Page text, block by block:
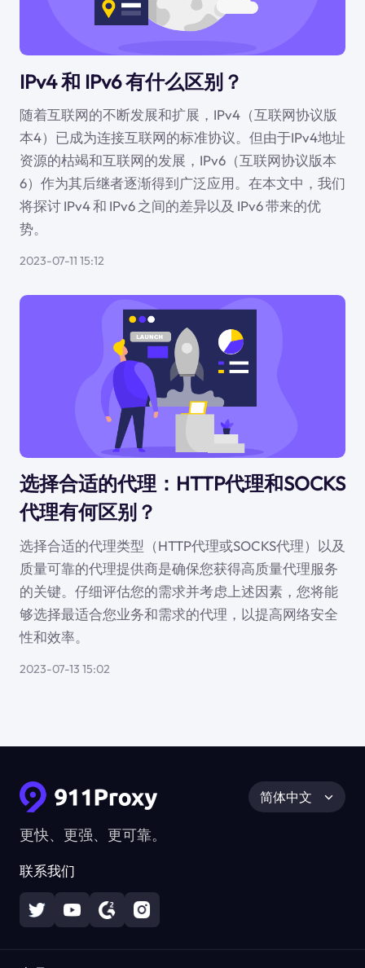
IPv4 和 IPv6 有什么区别？
随着互联网的不断发展和扩展，IPv4（互联网协议版
本4）已成为连接互联网的标准协议。但由于IPv4地址
资源的枯竭和互联网的发展，IPv6（互联网协议版本
6）作为其后继者逐渐得到广泛应用。在本文中，我们
将探讨 IPv4 和 IPv6 之间的差异以及 IPv6 带来的优
势。
2023-07-11 15:12
选择合适的代理：HTTP代理和SOCKS
代理有何区别？
选择合适的代理类型（HTTP代理或SOCKS代理）以及
质量可靠的代理提供商是确保您获得高质量代理服务
的关键。仔细评估您的需求并考虑上述因素，您将能
够选择最适合您业务和需求的代理，以提高网络安全
性和效率。
2023-07-13 15:02
更快、更强、更可靠。
联系我们
简体中文